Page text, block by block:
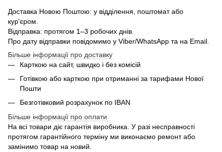
Доставка Новою Поштою: у відділення, поштомат або
кур'єром.
Відправка: протягом 1–3 робочих днів.
Про дату відправки повідомимо у Viber/WhatsApp та на Email.
Більше інформації про доставку
Карткою на сайт, швидко і без комісій
Готівкою або карткою при отриманні за тарифами Нової
Пошти
Безготівковий розрахунок по IBAN
Більше інформації про оплати
На всі товари діє гарантія виробника. У разі несправності
протягом гарантійного терміну ми виконаємо ремонт або
замінимо товар на новий.